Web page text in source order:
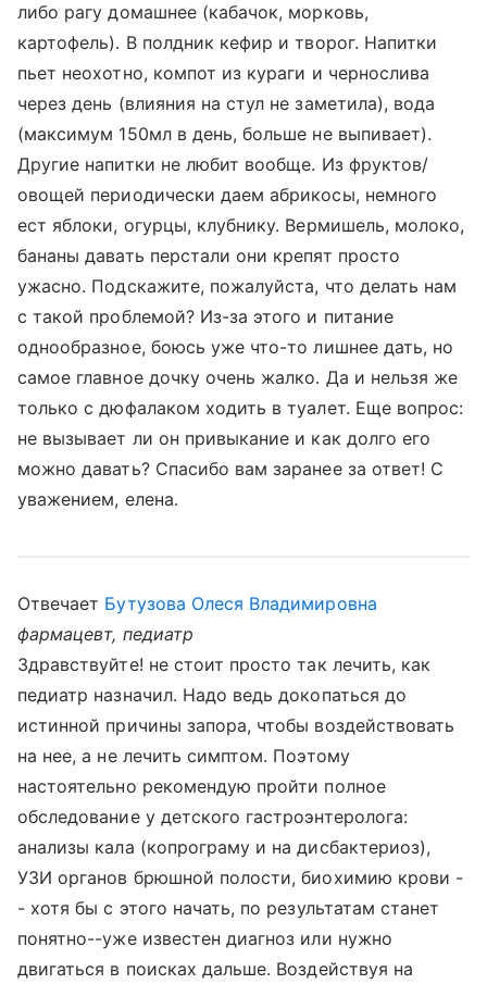
либо рагу домашнее (кабачок, морковь,
картофель). В полдник кефир и творог. Напитки
пьет неохотно, компот из кураги и чернослива
через день (влияния на стул не заметила), вода
(максимум 150мл в день, больше не выпивает).
Другие напитки не любит вообще. Из фруктов/
овощей периодически даем абрикосы, немного
ест яблоки, огурцы, клубнику. Вермишель, молоко,
бананы давать перстали они крепят просто
ужасно. Подскажите, пожалуйста, что делать нам
с такой проблемой? Из-за этого и питание
однообразное, боюсь уже что-то лишнее дать, но
самое главное дочку очень жалко. Да и нельзя же
только с дюфалаком ходить в туалет. Еще вопрос:
не вызывает ли он привыкание и как долго его
можно давать? Спасибо вам заранее за ответ! С
уважением, елена.
Отвечает Бутузова Олеся Владимировна
фармацевт, педиатр
Здравствуйте! не стоит просто так лечить, как
педиатр назначил. Надо ведь докопаться до
истинной причины запора, чтобы воздействовать
на нее, а не лечить симптом. Поэтому
настоятельно рекомендую пройти полное
обследование у детского гастроэнтеролога:
анализы кала (копрограму и на дисбактериоз),
УЗИ органов брюшной полости, биохимию крови -
- хотя бы с этого начать, по результатам станет
понятно--уже известен диагноз или нужно
двигаться в поисках дальше. Воздействуя на